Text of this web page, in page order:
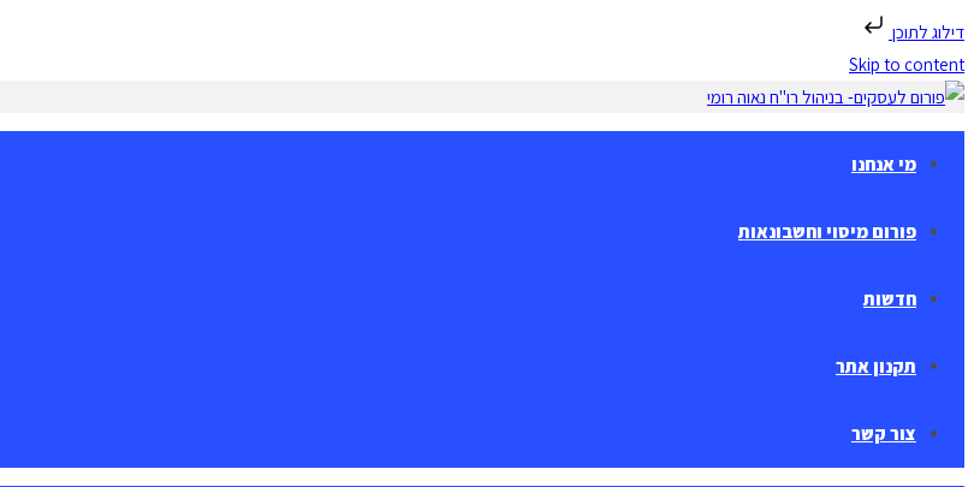
דילוג לתוכן
Skip to content
מי אנחנו
פורום מיסוי וחשבונאות
חדשות
תקנון אתר
צור קשר